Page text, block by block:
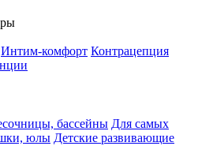
Интим-комфорт Контрацепция
бассейны Для самых
юлы Детские развивающие